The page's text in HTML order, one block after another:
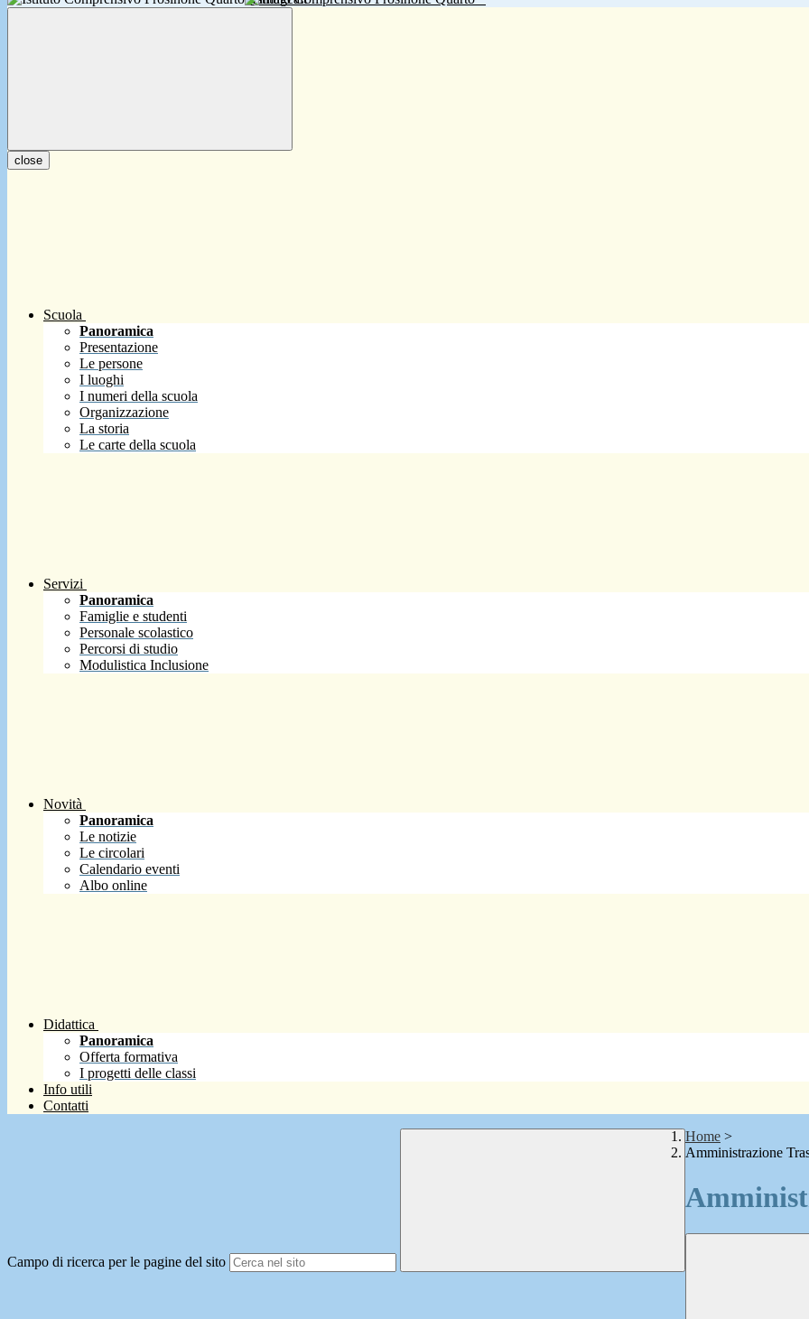
close
Scuola
Panoramica
Presentazione
Le persone
I luoghi
I numeri della scuola
Organizzazione
La storia
Le carte della scuola
Servizi
Panoramica
Famiglie e studenti
Personale scolastico
Percorsi di studio
Modulistica Inclusione
Novità
Panoramica
Le notizie
Le circolari
Calendario eventi
Albo online
Didattica
Panoramica
Offerta formativa
I progetti delle classi
Info utili
Contatti
Campo di ricerca per le pagine del sito
Home >
Amministrazione